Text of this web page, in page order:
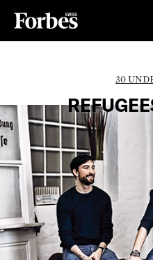
30